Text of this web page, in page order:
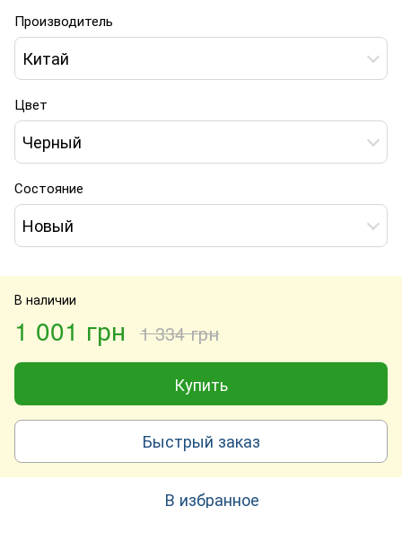
Производитель
Китай
Цвет
Черный
Состояние
Новый
В наличии
1 001 грн 1 334 грн
Купить
Быстрый заказ
В избранное